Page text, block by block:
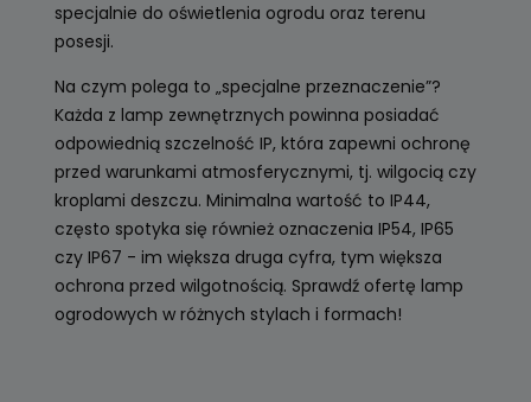
specjalnie do oświetlenia ogrodu oraz terenu
posesji.
Na czym polega to „specjalne przeznaczenie”?
Każda z lamp zewnętrznych powinna posiadać
odpowiednią szczelność IP, która zapewni ochronę
przed warunkami atmosferycznymi, tj. wilgocią czy
kroplami deszczu. Minimalna wartość to IP44,
często spotyka się również oznaczenia IP54, IP65
czy IP67 - im większa druga cyfra, tym większa
ochrona przed wilgotnością. Sprawdź ofertę lamp
ogrodowych w różnych stylach i formach!